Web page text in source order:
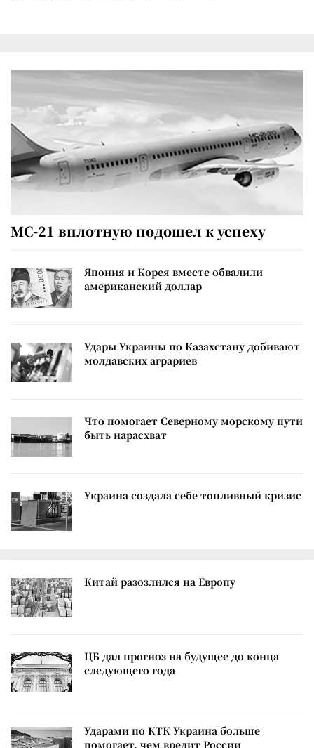
МС-21 вплотную подошел к успеху
Япония и Корея вместе обвалили
американский доллар
Удары Украины по Казахстану добивают
молдавских аграриев
Что помогает Северному морскому пути
быть нарасхват
Украина создала себе топливный кризис
Китай разозлился на Европу
ЦБ дал прогноз на будущее до конца
следующего года
Ударами по КТК Украина больше
помогает, чем вредит России